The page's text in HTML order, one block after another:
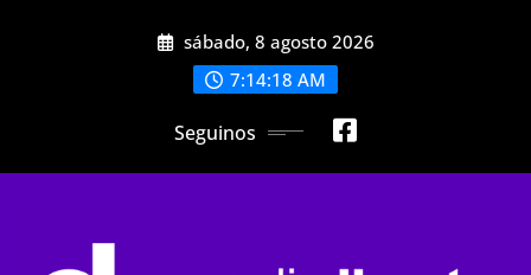
sábado, 8 agosto 2026
7:14:19 AM
Seguinos